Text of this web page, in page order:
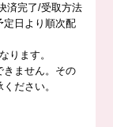
済完了/受取方法
定日より順次配
ります。
ません。その
ださい。